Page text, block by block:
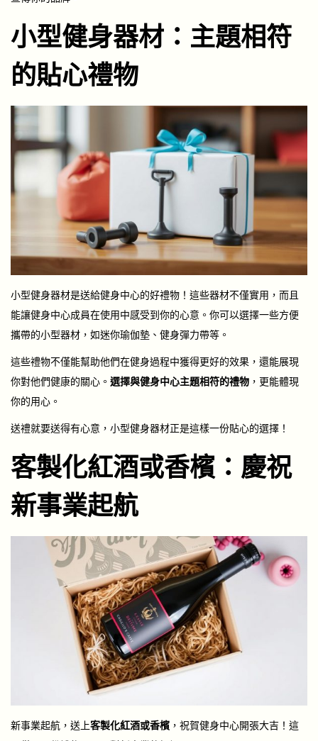
小型健身器材：主題相符
的貼心禮物
小型健身器材是送給健身中心的好禮物！這些器材不僅實用，而且
能讓健身中心成員在使用中感受到你的心意。你可以選擇一些方便
攜帶的小型器材，如迷你瑜伽墊、健身彈力帶等。
這些禮物不僅能幫助他們在健身過程中獲得更好的效果，還能展現
你對他們健康的關心。 選擇與健身中心主題相符的禮物 ，更能體現
你的用心。
送禮就要送得有心意，小型健身器材正是這樣一份貼心的選擇！
客製化紅酒或香檳：慶祝
新事業起航
新事業起航，送上客製化紅酒或香檳 ，祝賀健身中心開張大吉！這